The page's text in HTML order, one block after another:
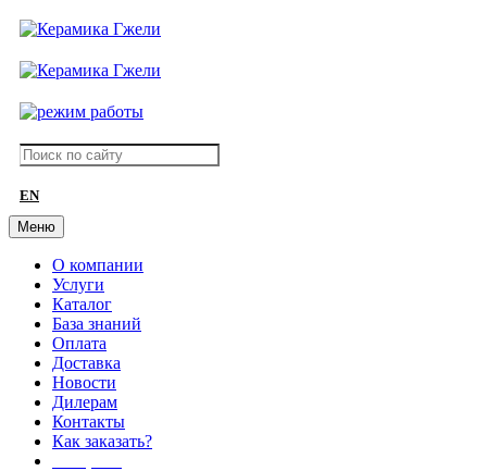
EN
Меню
О компании
Услуги
Каталог
База знаний
Оплата
Доставка
Новости
Дилерам
Контакты
Как заказать?